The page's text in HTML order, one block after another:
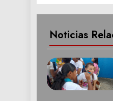
Noticias